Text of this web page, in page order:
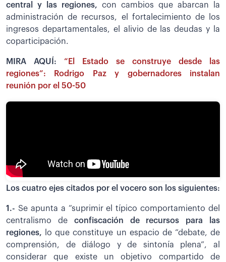
central y las regiones, con cambios que abarcan la
administración de recursos, el fortalecimiento de los
ingresos departamentales, el alivio de las deudas y la
coparticipación.
MIRA AQUÍ: “El Estado se construye desde las
regiones”: Rodrigo Paz y gobernadores instalan
reunión por el 50-50
Los cuatro ejes citados por el vocero son los siguientes:
1.- Se apunta a “suprimir el típico comportamiento del
centralismo de confiscación de recursos para las
regiones, lo que constituye un espacio de “debate, de
comprensión, de diálogo y de sintonía plena”, al
considerar que existe un objetivo compartido de